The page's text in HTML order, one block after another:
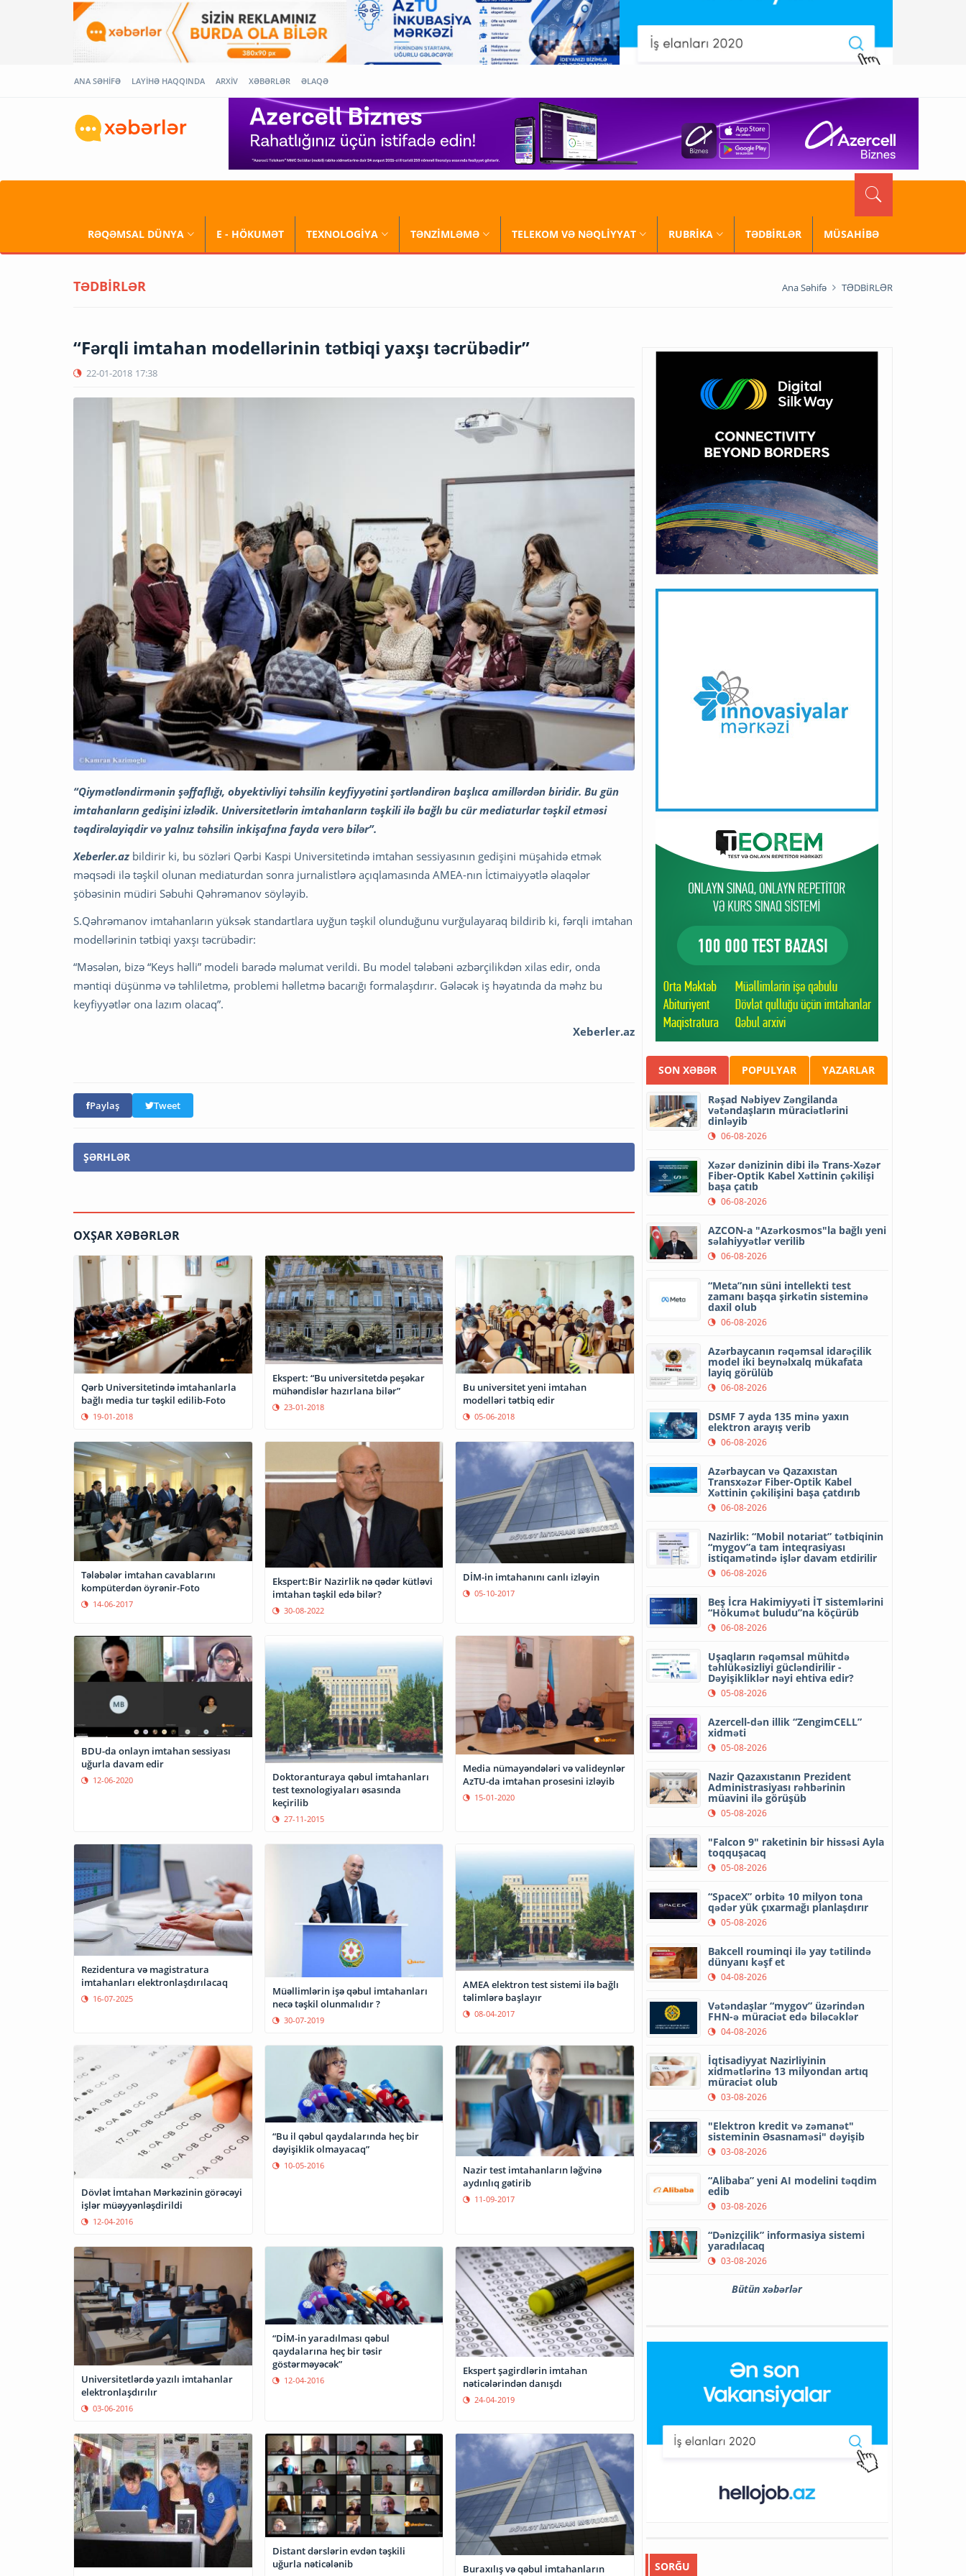
ANA SƏHİFƏ LAYİHƏ HAQQINDA ARXİV XƏBƏRLƏR ƏLAQƏ
RƏQƏMSAL DÜNYA E - HÖKUMƏT TEXNOLOGİYA TƏNZİMLƏMƏ TELEKOM VƏ NƏQLİYYAT RUBRİKA TƏDBİRLƏR MÜSAHİBƏ
TƏDBİRLƏR Ana Səhifə TƏDBİRLƏR
“Fərqli imtahan modellərinin tətbiqi yaxşı təcrübədir”
22-01-2018 17:38
“Qiymətləndirmənin şəffaflığı, obyektivliyi təhsilin keyfiyyətini şərtləndirən başlıca amillərdən biridir. Bu gün
imtahanların gedişini izlədik. Universitetlərin imtahanların təşkili ilə bağlı bu cür mediaturlar təşkil etməsi
təqdirəlayiqdir və yalnız təhsilin inkişafına fayda verə bilər”.
Xeberler.az bildirir ki, bu sözləri Qərbi Kaspi Universitetində imtahan sessiyasının gedişini müşahidə etmək
məqsədi ilə təşkil olunan mediaturdan sonra jurnalistlərə açıqlamasında AMEA-nın İctimaiyyətlə əlaqələr
şöbəsinin müdiri Səbuhi Qəhrəmanov söyləyib.
S.Qəhrəmanov imtahanların yüksək standartlara uyğun təşkil olunduğunu vurğulayaraq bildirib ki, fərqli imtahan
modellərinin tətbiqi yaxşı təcrübədir:
“Məsələn, bizə “Keys həlli” modeli barədə məlumat verildi. Bu model tələbəni əzbərçilikdən xilas edir, onda
məntiqi düşünmə və təhliletmə, problemi həlletmə bacarığı formalaşdırır. Gələcək iş həyatında da məhz bu
keyfiyyətlər ona lazım olacaq”.
Xeberler.az
Paylaş Tweet
ŞƏRHLƏR
OXŞAR XƏBƏRLƏR
Qərb Universitetində imtahanlarla
bağlı media tur təşkil edilib-Foto
19-01-2018
Ekspert: “Bu universitetdə peşəkar
mühəndislər hazırlana bilər”
23-01-2018
Bu universitet yeni imtahan
modelləri tətbiq edir
05-06-2018
Tələbələr imtahan cavablarını
kompüterdən öyrənir-Foto
14-06-2017
Ekspert:Bir Nazirlik nə qədər kütləvi
imtahan təşkil edə bilər?
30-08-2022
DİM-in imtahanını canlı izləyin
05-10-2017
BDU-da onlayn imtahan sessiyası
uğurla davam edir
12-06-2020
Doktoranturaya qəbul imtahanları
test texnologiyaları əsasında
keçirilib
27-11-2015
Media nümayəndələri və valideynlər
AzTU-da imtahan prosesini izləyib
15-01-2020
Rezidentura və magistratura
imtahanları elektronlaşdırılacaq
16-07-2025
Müəllimlərin işə qəbul imtahanları
necə təşkil olunmalıdır ?
30-07-2019
AMEA elektron test sistemi ilə bağlı
təlimlərə başlayır
08-04-2017
Dövlət İmtahan Mərkəzinin görəcəyi
işlər müəyyənləşdirildi
12-04-2016
“Bu il qəbul qaydalarında heç bir
dəyişiklik olmayacaq”
10-05-2016
Nazir test imtahanların ləğvinə
aydınlıq gətirib
11-09-2017
Universitetlərdə yazılı imtahanlar
elektronlaşdırılır
03-06-2016
“DİM-in yaradılması qəbul
qaydalarına heç bir təsir
göstərməyəcək”
12-04-2016
Ekspert şagirdlərin imtahan
nəticələrindən danışdı
24-04-2019
Distant dərslərin evdən təşkili
uğurla nəticələnib
Buraxılış və qəbul imtahanların
SON XƏBƏR POPULYAR YAZARLAR
Rəşad Nəbiyev Zəngilanda
vətəndaşların müraciətlərini
dinləyib
06-08-2026
Xəzər dənizinin dibi ilə Trans-Xəzər
Fiber-Optik Kabel Xəttinin çəkilişi
başa çatıb
06-08-2026
AZCON-a "Azərkosmos"la bağlı yeni
səlahiyyətlər verilib
06-08-2026
“Meta”nın süni intellekti test
zamanı başqa şirkətin sisteminə
daxil olub
06-08-2026
Azərbaycanın rəqəmsal idarəçilik
model iki beynəlxalq mükafata
layiq görülüb
06-08-2026
DSMF 7 ayda 135 minə yaxın
elektron arayış verib
06-08-2026
Azərbaycan və Qazaxıstan
Transxəzər Fiber-Optik Kabel
Xəttinin çəkilişini başa çatdırıb
06-08-2026
Nazirlik: “Mobil notariat” tətbiqinin
“mygov”a tam inteqrasiyası
istiqamətində işlər davam etdirilir
06-08-2026
Beş İcra Hakimiyyəti İT sistemlərini
“Hökumət buludu”na köçürüb
06-08-2026
Uşaqların rəqəmsal mühitdə
təhlükəsizliyi gücləndirilir -
Dəyişikliklər nəyi ehtiva edir?
05-08-2026
Azercell-dən illik “ZengimCELL”
xidməti
05-08-2026
Nazir Qazaxıstanın Prezident
Administrasiyası rəhbərinin
müavini ilə görüşüb
05-08-2026
"Falcon 9" raketinin bir hissəsi Ayla
toqquşacaq
05-08-2026
“SpaceX” orbitə 10 milyon tona
qədər yük çıxarmağı planlaşdırır
05-08-2026
Bakcell rouminqi ilə yay tətilində
dünyanı kəşf et
04-08-2026
Vətəndaşlar “mygov” üzərindən
FHN-ə müraciət edə biləcəklər
04-08-2026
İqtisadiyyat Nazirliyinin
xidmətlərinə 13 milyondan artıq
müraciət olub
03-08-2026
"Elektron kredit və zəmanət"
sisteminin Əsasnaməsi" dəyişib
03-08-2026
“Alibaba” yeni AI modelini təqdim
edib
03-08-2026
“Dənizçilik” informasiya sistemi
yaradılacaq
03-08-2026
Bütün xəbərlər
SORĞU